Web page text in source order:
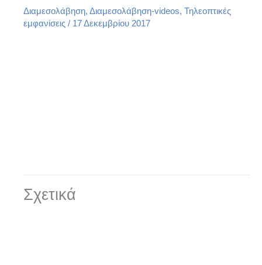
Διαμεσολάβηση, Διαμεσολάβηση-videos, Τηλεοπτικές
εμφανίσεις / 17 Δεκεμβρίου 2017
Σχετικά